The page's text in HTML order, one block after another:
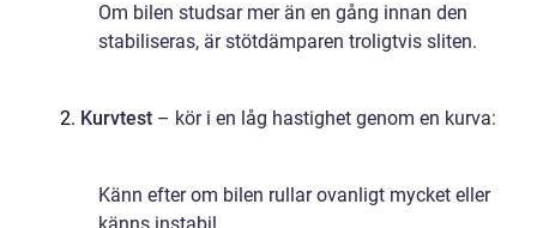
Om bilen studsar mer än en gång innan den
stabiliseras, är stötdämparen troligtvis sliten.
Kurvtest – kör i en låg hastighet genom en kurva:
Känn efter om bilen rullar ovanligt mycket eller